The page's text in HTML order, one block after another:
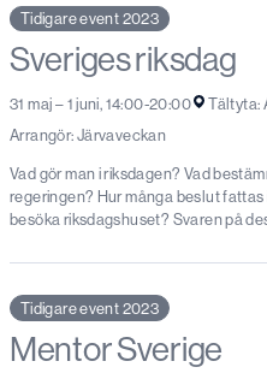
Tidigare event 2023
Sveriges riksdag
31 maj – 1 juni, 14:00-20:00
Tältyta:
Arrangör: Järvaveckan
Vad gör man i riksdagen? Vad
regeringen? Hur många beslut
besöka riksdagshuset? Svaren på
Tidigare event 2023
Mentor Sverige